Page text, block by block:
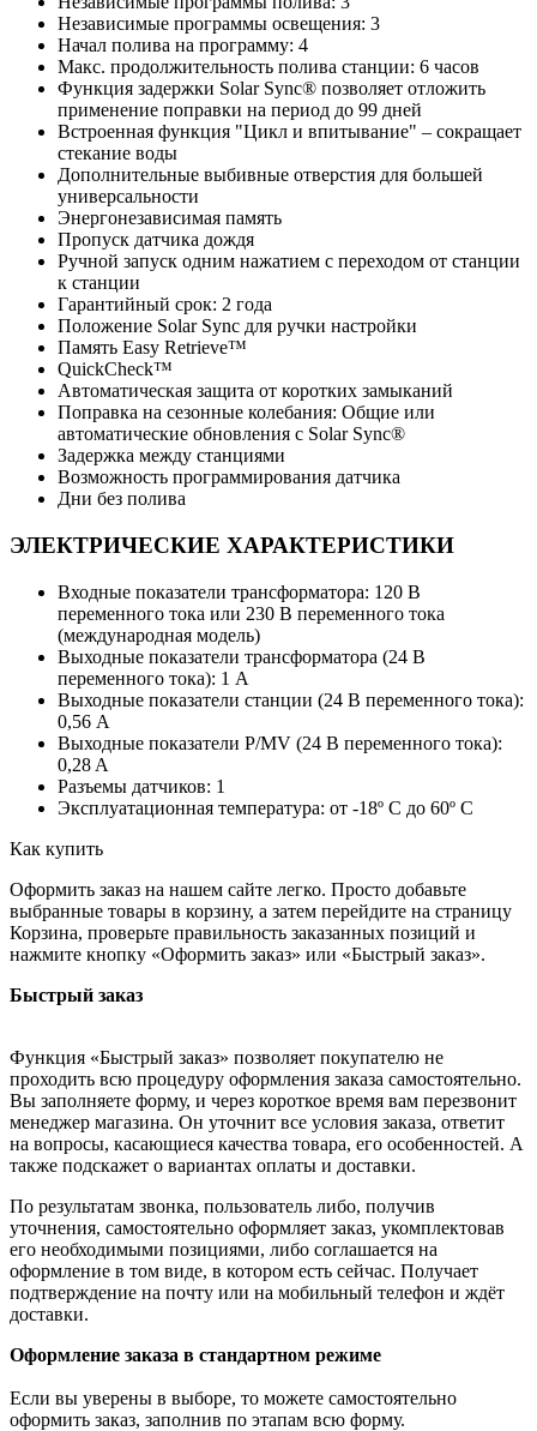
Независимые программы освещения: 3
Начал полива на программу: 4
Макс. продолжительность полива станции: 6 часов
Функция задержки Solar Sync® позволяет отложить
применение поправки на период до 99 дней
Встроенная функция "Цикл и впитывание" – сокращает
стекание воды
Дополнительные выбивные отверстия для большей
универсальности
Энергонезависимая память
Пропуск датчика дождя
Ручной запуск одним нажатием с переходом от станции
к станции
Гарантийный срок: 2 года
Положение Solar Sync для ручки настройки
Память Easy Retrieve™
QuickCheck™
Автоматическая защита от коротких замыканий
Поправка на сезонные колебания: Общие или
автоматические обновления с Solar Sync®
Задержка между станциями
Возможность программирования датчика
Дни без полива
ЭЛЕКТРИЧЕСКИЕ ХАРАКТЕРИСТИКИ
Входные показатели трансформатора: 120 В
переменного тока или 230 В переменного тока
(международная модель)
Выходные показатели трансформатора (24 В
переменного тока): 1 A
Выходные показатели станции (24 В переменного тока):
0,56 A
Выходные показатели P/MV (24 В переменного тока):
0,28 A
Разъемы датчиков: 1
Эксплуатационная температура: от -18º C до 60º C
Как купить
Оформить заказ на нашем сайте легко. Просто добавьте
выбранные товары в корзину, а затем перейдите на страницу
Корзина, проверьте правильность заказанных позиций и
нажмите кнопку «Оформить заказ» или «Быстрый заказ».
Быстрый заказ
Функция «Быстрый заказ» позволяет покупателю не
проходить всю процедуру оформления заказа самостоятельно.
Вы заполняете форму, и через короткое время вам перезвонит
менеджер магазина. Он уточнит все условия заказа, ответит
на вопросы, касающиеся качества товара, его особенностей. А
также подскажет о вариантах оплаты и доставки.
По результатам звонка, пользователь либо, получив
уточнения, самостоятельно оформляет заказ, укомплектовав
его необходимыми позициями, либо соглашается на
оформление в том виде, в котором есть сейчас. Получает
подтверждение на почту или на мобильный телефон и ждёт
доставки.
Оформление заказа в стандартном режиме
Если вы уверены в выборе, то можете самостоятельно
оформить заказ, заполнив по этапам всю форму.